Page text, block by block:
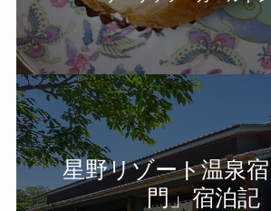
星野リゾート温泉
門」宿泊記